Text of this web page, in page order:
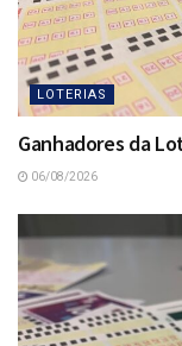
LOTERIAS
Ganhadores da
06/08/2026